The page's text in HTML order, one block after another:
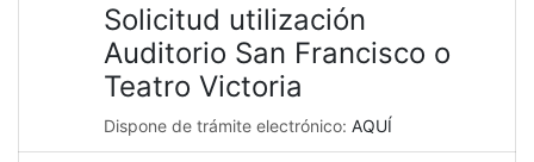
Solicitud utilización
Auditorio San Francisco o
Teatro Victoria
Dispone de trámite electrónico: AQUÍ